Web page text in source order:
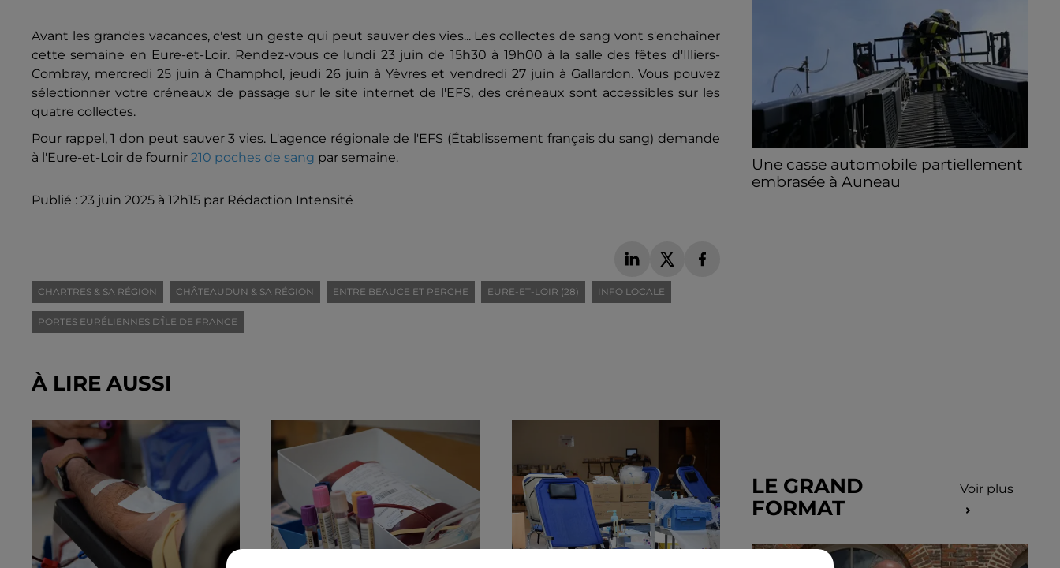
Avant les grandes vacances, c'est un geste qui peut sauver des vies... Les collectes de sang vont s'enchaîner
cette semaine en Eure-et-Loir. Rendez-vous ce lundi 23 juin de 15h30 à 19h00 à la salle des fêtes d'Illiers-
Combray, mercredi 25 juin à Champhol, jeudi 26 juin à Yèvres et vendredi 27 juin à Gallardon. Vous pouvez
sélectionner votre créneaux de passage sur le site internet de l'EFS, des créneaux sont accessibles sur les
quatre collectes.
Pour rappel, 1 don peut sauver 3 vies. L'agence régionale de l'EFS (Établissement français du sang) demande
à l'Eure-et-Loir de fournir 210 poches de sang par semaine.
Publié : 23 juin 2025 à 12h15 par Rédaction Intensité
CHARTRES & SA RÉGION CHÂTEAUDUN & SA RÉGION ENTRE BEAUCE ET PERCHE EURE-ET-LOIR (28) INFO LOCALE
PORTES EURÉLIENNES D'ÎLE DE FRANCE
À LIRE AUSSI
Une casse automobile partiellement
embrasée à Auneau
LE GRAND
FORMAT
Voir plus